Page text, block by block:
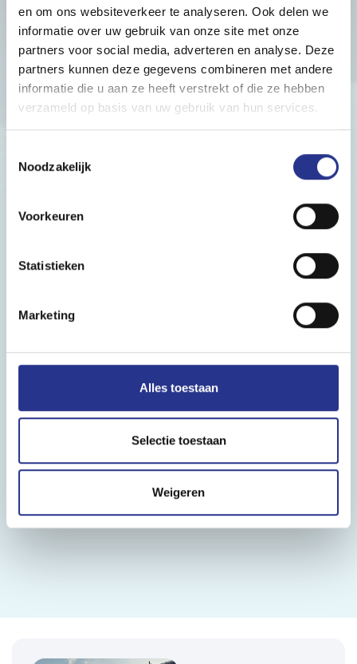
en om ons websiteverkeer te analyseren. Ook delen we
informatie over uw gebruik van onze site met onze
partners voor social media, adverteren en analyse. Deze
partners kunnen deze gegevens combineren met andere
informatie die u aan ze heeft verstrekt of die ze hebben
verzameld op basis van uw gebruik van hun services.
Noodzakelijk
Voorkeuren
Statistieken
Marketing
Alles toestaan
Selectie toestaan
Weigeren